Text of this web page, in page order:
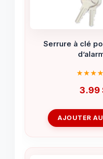
Serrure à clé
3.99
AJOUTER AU